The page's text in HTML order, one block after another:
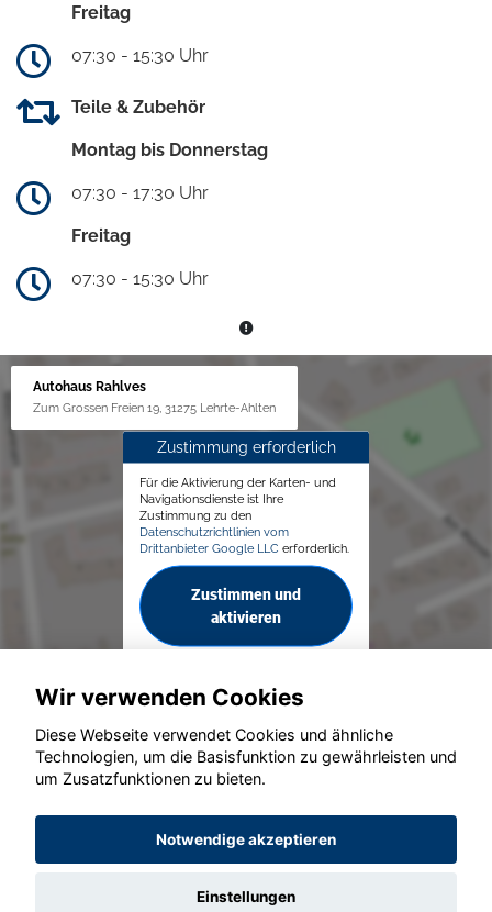
Freitag
07:30 - 15:30 Uhr
Teile & Zubehör
Montag bis Donnerstag
07:30 - 17:30 Uhr
Freitag
07:30 - 15:30 Uhr
Autohaus Rahlves
Zum Grossen Freien 19, 31275 Lehrte-Ahlten
Zustimmung erforderlich
Für die Aktivierung der Karten- und
Navigationsdienste ist Ihre
Zustimmung zu den
Datenschutzrichtlinien vom
Drittanbieter Google LLC erforderlich.
Zustimmen und
aktivieren
© konjunkturmotor.de GmbH 2020 - 2026
Wir verwenden Cookies
Diese Webseite verwendet Cookies und ähnliche
Technologien, um die Basisfunktion zu gewährleisten und
um Zusatzfunktionen zu bieten.
Notwendige akzeptieren
Einstellungen